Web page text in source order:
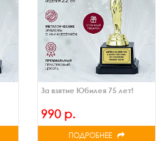
За взятие Юбилея 75 лет!
990 р.
ПОДРОБНЕЕ